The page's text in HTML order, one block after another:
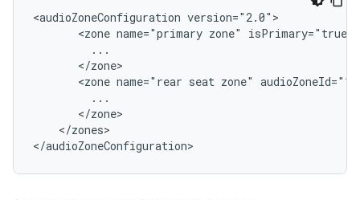
<audioZoneConfiguration version="2.0">
<zone name="primary zone" isPrimary="true"
         ...
       </zone>
<zone name="rear seat zone"
         ...
       </zone>
    </zones>